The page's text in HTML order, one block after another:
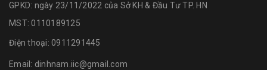
GPKD: ngày 23/11/2022 của Sở KH & Đầu Tư TP. HN
MST: 0110189125
Điện thoại: 0911291445
Email: dinhnam.iic@gmail.com